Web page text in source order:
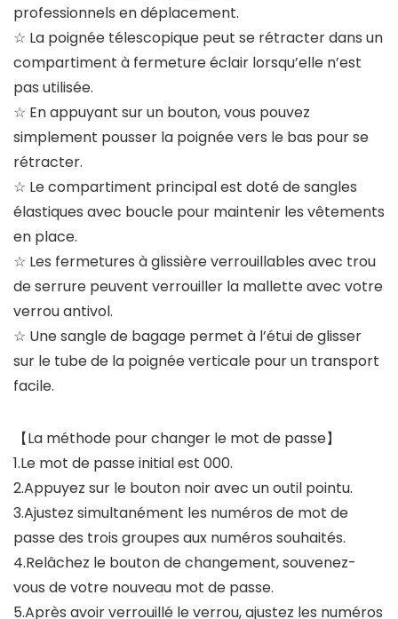
professionnels en déplacement.
☆ La poignée télescopique peut se rétracter dans un
compartiment à fermeture éclair lorsqu’elle n’est
pas utilisée.
☆ En appuyant sur un bouton, vous pouvez
simplement pousser la poignée vers le bas pour se
rétracter.
☆ Le compartiment principal est doté de sangles
élastiques avec boucle pour maintenir les vêtements
en place.
☆ Les fermetures à glissière verrouillables avec trou
de serrure peuvent verrouiller la mallette avec votre
verrou antivol.
☆ Une sangle de bagage permet à l’étui de glisser
sur le tube de la poignée verticale pour un transport
facile.
【La méthode pour changer le mot de passe】
1.Le mot de passe initial est 000.
2.Appuyez sur le bouton noir avec un outil pointu.
3.Ajustez simultanément les numéros de mot de
passe des trois groupes aux numéros souhaités.
4.Relâchez le bouton de changement, souvenez-
vous de votre nouveau mot de passe.
5.Après avoir verrouillé le verrou, ajustez les numéros